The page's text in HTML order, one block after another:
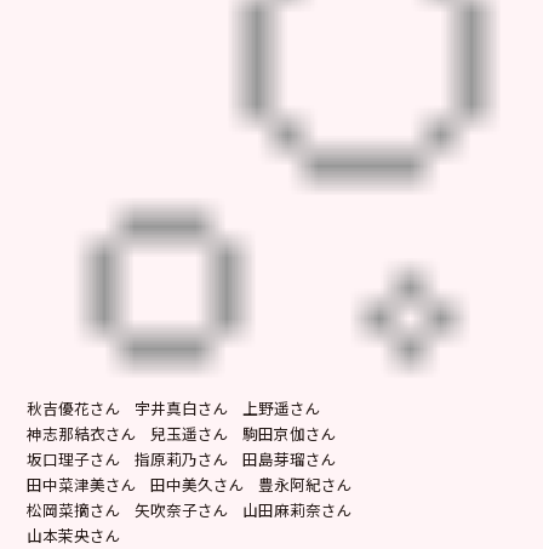
秋吉優花さん 宇井真白さん 上野遥さん
神志那結衣さん 兒玉遥さん 駒田京伽さん
坂口理子さん 指原莉乃さん 田島芽瑠さん
田中菜津美さん 田中美久さん 豊永阿紀さん
松岡菜摘さん 矢吹奈子さん 山田麻莉奈さん
山本茉央さん